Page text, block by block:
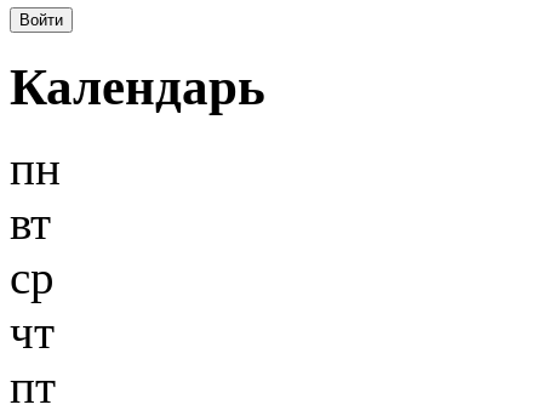
Календарь
пн
вт
ср
чт
пт